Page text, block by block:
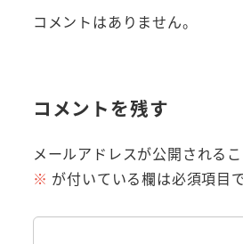
コメントはありません。
コメントを残す
メールアドレスが公開される
※ が付いている欄は必須項目